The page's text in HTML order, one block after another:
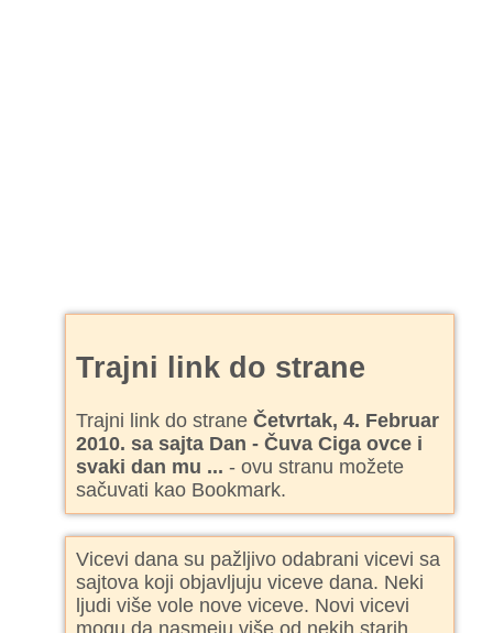
Trajni link do strane
Trajni link do straneČetvrtak, 4. Februar
2010. sa sajta Dan - Čuva Ciga ovce i
svaki dan mu ... - ovu stranu možete
sačuvati kao Bookmark.
Vicevi dana su pažljivo odabrani vicevi sa
sajtova koji objavljuju viceve dana. Neki
ljudi više vole nove viceve. Novi vicevi